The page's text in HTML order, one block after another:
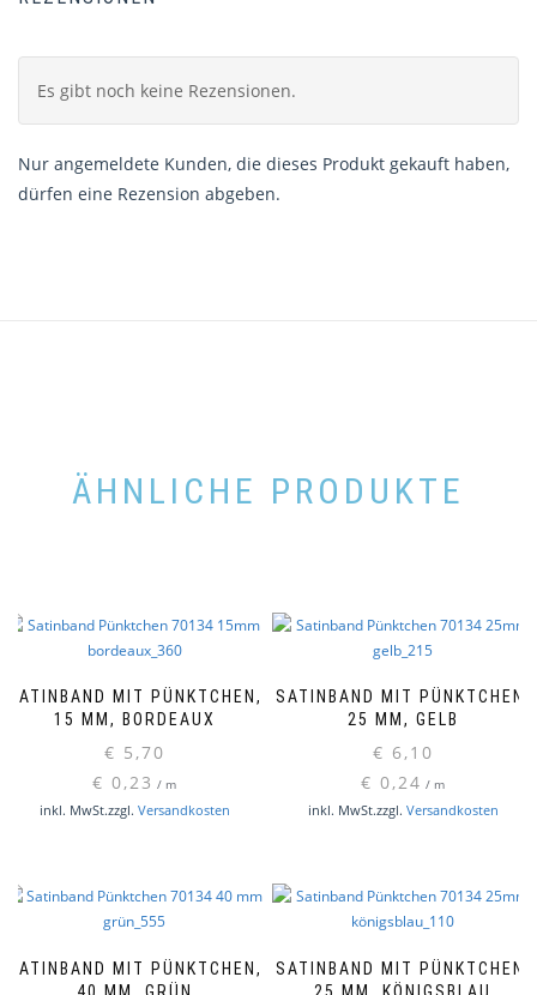
Es gibt noch keine Rezensionen.
Nur angemeldete Kunden, die dieses Produkt gekauft haben,
dürfen eine Rezension abgeben.
ÄHNLICHE PRODUKTE
SATINBAND MIT PÜNKTCHEN,
15 MM, BORDEAUX
€ 5,70
€ 0,23 / m
inkl. MwSt.zzgl. Versandkosten
SATINBAND MIT PÜNKTCHEN,
25 MM, GELB
€ 6,10
€ 0,24 / m
inkl. MwSt.zzgl. Versandkosten
SATINBAND MIT PÜNKTCHEN,
40 MM, GRÜN
SATINBAND MIT PÜNKTCHEN,
25 MM, KÖNIGSBLAU